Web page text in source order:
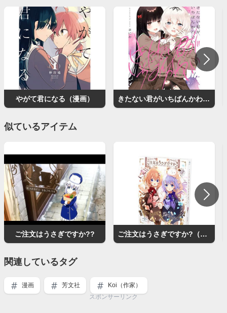
やがて君になる（漫画） きたない君がいちばんかわいい
似ているアイテム
ご注文はうさぎですか?? ご注文はうさぎですか?（アニメ）
関連しているタグ
漫画 芳文社
Koi（作家）
スポンサーリンク